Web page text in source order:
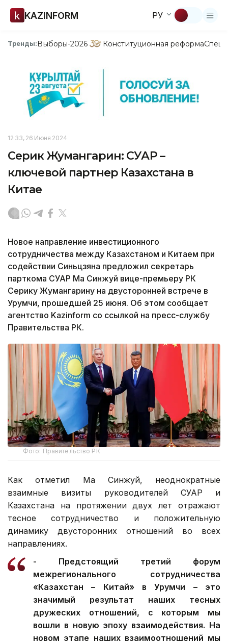
KAZINFORM РУ
Тренды:Выборы-2026 Конституционная реформа
12:33, 26 Июня 2024
Серик Жумангарин: СУАР –
ключевой партнер Казахстана в
Китае
Новое направление инвестиционного
сотрудничества между Казахстаном и Китаем при
содействии Синьцзяна предложил секретарь
парткома СУАР Ма Синжуй вице-премьеру РК
Серику Жумангарину на двусторонней встрече в
Урумчи, прошедшей 25 июня. Об этом сообщает
агентство Kazinform со ссылкой на пресс-службу
Правительства РК.
Фото: Правительство РК
Как отметил Ма Синжуй, неоднократные
взаимные визиты руководителей СУАР и
Казахстана на протяжении двух лет отражают
тесное сотрудничество и положительную
динамику двусторонних отношений во всех
направлениях.
- Предстоящий третий форум
межрегионального сотрудничества
«Казахстан – Китай» в Урумчи – это
значимый результат наших тесных
дружеских отношений, с которым мы
вошли в новую эпоху взаимодействия. На
новом этапе наших взаимоотношений мы